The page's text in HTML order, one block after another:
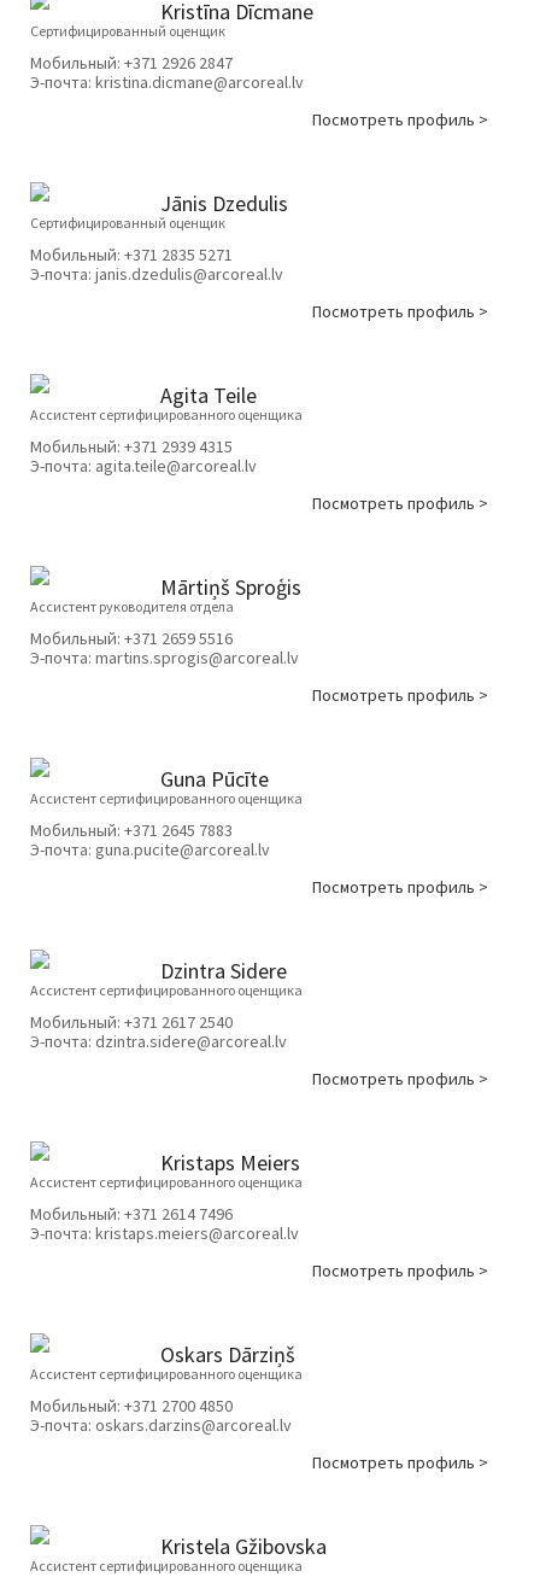
Kristīna Dīcmane
Сертифицированный оценщик
Мобильный: +371 2926 2847
Э-почта: kristina.dicmane@arcoreal.lv
Посмотреть профиль >
Jānis Dzedulis
Сертифицированный оценщик
Мобильный: +371 2835 5271
Э-почта: janis.dzedulis@arcoreal.lv
Посмотреть профиль >
Agita Teile
Ассистент сертифицированного оценщика
Мобильный: +371 2939 4315
Э-почта: agita.teile@arcoreal.lv
Посмотреть профиль >
Mārtiņš Sproģis
Ассистент руководителя отдела
Мобильный: +371 2659 5516
Э-почта: martins.sprogis@arcoreal.lv
Посмотреть профиль >
Guna Pūcīte
Ассистент сертифицированного оценщика
Мобильный: +371 2645 7883
Э-почта: guna.pucite@arcoreal.lv
Посмотреть профиль >
Dzintra Sidere
Ассистент сертифицированного оценщика
Мобильный: +371 2617 2540
Э-почта: dzintra.sidere@arcoreal.lv
Посмотреть профиль >
Kristaps Meiers
Ассистент сертифицированного оценщика
Мобильный: +371 2614 7496
Э-почта: kristaps.meiers@arcoreal.lv
Посмотреть профиль >
Oskars Dārziņš
Ассистент сертифицированного оценщика
Мобильный: +371 2700 4850
Э-почта: oskars.darzins@arcoreal.lv
Посмотреть профиль >
Kristela Gžibovska
Ассистент сертифицированного оценщика